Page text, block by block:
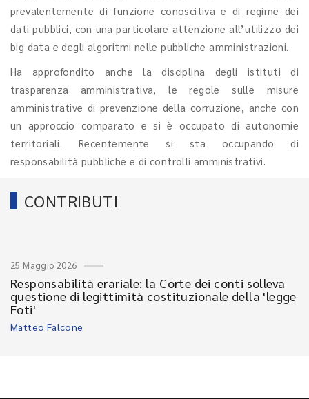
prevalentemente di funzione conoscitiva e di regime dei
dati pubblici, con una particolare attenzione all’utilizzo dei
big data e degli algoritmi nelle pubbliche amministrazioni.
Ha approfondito anche la disciplina degli istituti di
trasparenza amministrativa, le regole sulle misure
amministrative di prevenzione della corruzione, anche con
un approccio comparato e si è occupato di autonomie
territoriali. Recentemente si sta occupando di
responsabilità pubbliche e di controlli amministrativi.
CONTRIBUTI
25 Maggio 2026
Responsabilità erariale: la Corte dei conti solleva
questione di legittimità costituzionale della 'legge
Foti'
Matteo Falcone